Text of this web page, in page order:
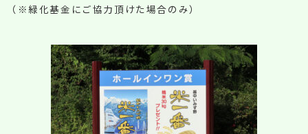
（※緑化基金にご協力頂けた場合のみ）